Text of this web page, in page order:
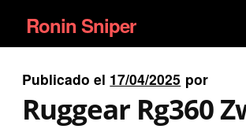
Ir
a
la
navegación
Ir
al
contenido
Ronin Sniper
PISTOLAS
Publicado el 17/04/2025 por
Ruggear Rg360